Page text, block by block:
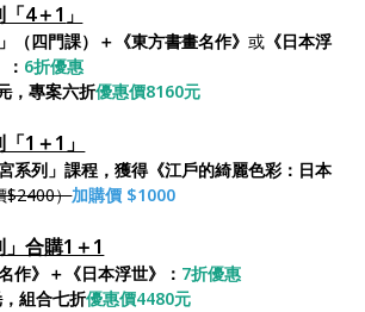
4＋1 」
（四門課）＋《東方書畫名作》或 《日本浮
： 6折優惠
，專案六折優惠價8160元
1＋1」
系列」課程，獲得《江戶的綺麗色彩：日本
$2400）加購價 $1000
」合購1＋1
作》＋《日本浮世》 ： 7折優惠
，組合七折優惠價4480元